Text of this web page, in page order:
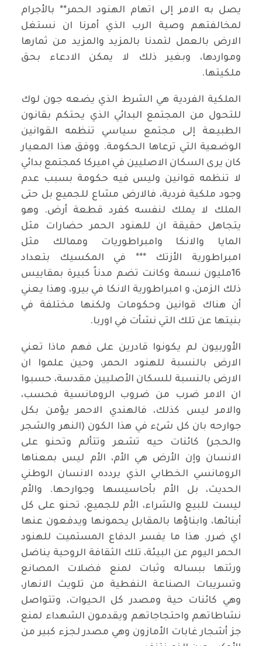
يصل به الامر إلى اتهام الهنود الحمر** بالأجرام
لمخالفتهم وصية الرب الذي أمرنا ان نستغل
الارض بالعمل لتمدنا بالمزيد والمزيد من ثمارها
ومواردها، وبغير ذلك لا يمكن الادعاء بحق
ملكيتها.
الملكية الفردية هي الشرط الذي يضعه جون لوك
للتحول من المجتمع البدائي الذي يحتكم بقانون
الطبيعة إلى مجتمع سياسي تنظمه القوانين
الوضعية التي ترعاها الحكومة. ووفق هذا المعيار
كان يرى السكان الاصليين في اميركا كمجتمع بدائي
لا تنظمه قوانين وليس فيه حكومة بسبب عدم
وجود ملكية فردية، فالارض مشاع للجميع بل حتى
الملك لا يملك لنفسه كفرد قطعة أرض. وهو
يتجاهل حقيقة ان للهنود الحمر حضارات مثل
المايا والانكا وامبراطوريات وممالك مثل
امبراطورية الأزتك *** في المكسيك بتعداد
16مليون نسمة وكانت تضم مدناً كبيرة بمقاييس
ذلك الزمن، و امبراطورية الانكا في بيرو، وهذا يعني
أن هناك قوانين وحكومات ولكنها مختلفة في
بنيتها عن تلك التي نشأت في اوربا.
الأوربيون لم يكونوا قادرين على فهم ماذا تعني
الارض بالنسبة للهنود الحمر، وحين علموا ان
الارض بالنسبة للسكان الأصليين مقدسة، حسبوا
ان الامر ضرب من ضروب الرومانسية فحسب،
والامر ليس كذلك، فالهندي الاحمر يؤمن بكل
جوارحه بان كل شئء في هذا الكون (النهر والشجر
والحجر) كائنات حيه تشعر وتتألم وتحنو على
الانسان وإن الأرض هي الأم، الأم ليس بمعناها
الرومانسي الخطابي الذي يردده الانسان الوطني
الحديث، بل الأم بأحاسيسها وجوارحها. والأم
ليست للبيع والشراء، الأم للجميع، تحنو على كل
أبنائها، وابناؤها بالمقابل يحمونها ويدفعون عنها
اي ضرر. هذا ما يفسر الدفاع المستميت للهنود
الحمر اليوم عن البيئة، تلك الثقافة الروحية يناضل
ورثتها ببساله وثبات لمنع فضلات المصانع
وتسريبات الصناعة النفطية من تلويث الانهار،
وهي كائنات حية ومصدر كل الحيوات، وتتواصل
نشاطاتهم واحتجاجاتهم ويقدمون الشهداء لمنع
جز أشجار غابات الأمازون وهي مصدر لجزء كبير من